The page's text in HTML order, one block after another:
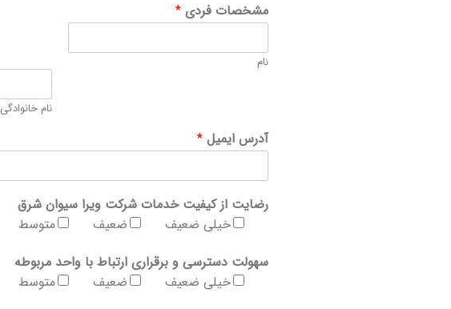
مشخصات فردی *
نام
نام خانوادگی
آدرس ایمیل *
رضایت از کیفیت خدمات شرکت ویرا سیوان شرق
خیلی ضعیف
ضعیف متوسط
سهولت دسترسی و برقراری ارتباط با واحد مربوطه
خیلی ضعیف
ضعیف متوسط